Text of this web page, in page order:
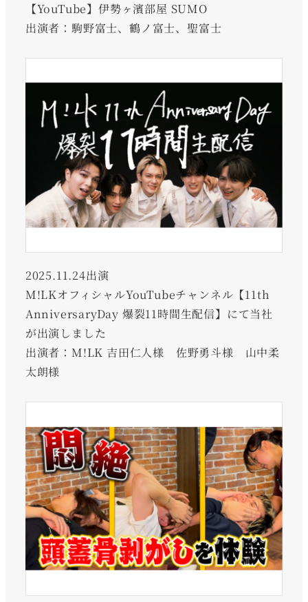
【YouTube】伊勢ヶ濱部屋 SUMO
出演者：駒野富士、鶴ノ富士、聖富士
2025.11.24出演
M!LKオフィシャルYouTubeチャンネル【11th
AnniversaryDay 爆裂11時間生配信】にて当社
が出演しました
出演者：M!LK 吉田仁人様 佐野勇斗様 山中柔
太朗様